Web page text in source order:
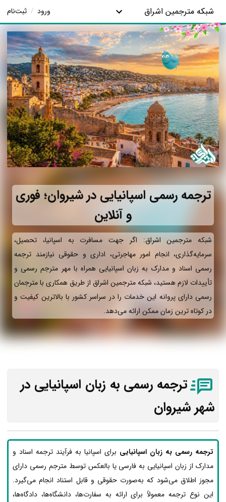
شبکه مترجمین اشراق ورود / ثبت‌نام
ترجمه رسمی اسپانیایی در شیروان؛ فوری
و آنلاین
شبکه مترجمین اشراق: اگر جهت مسافرت به اسپانیا، تحصیل،
سرمایه‌گذاری، انجام امور مهاجرتی، اداری و حقوقی نیازمند ترجمه
رسمی اسناد و مدارک به زبان اسپانیایی همراه با مهر مترجم رسمی و
تأییدات لازم هستید، شبکه مترجمین اشراق از طریق همکاری با مترجمان
رسمی دارای پروانه این خدمات را در سراسر کشور با بالاترین کیفیت و
در کوتاه ترین زمان ممکن ارائه می‌دهد.
ترجمه رسمی به زبان اسپانیایی در
شهر شیروان
ترجمه رسمی به زبان اسپانیایی برای اسپانیا به فرآیند ترجمه اسناد و
مدارک از زبان اسپانیایی به فارسی یا بالعکس توسط مترجم رسمی دارای
مجوز اطلاق می‌شود که به‌صورت حقوقی و قابل استناد انجام می‌گیرد.
این نوع ترجمه معمولاً برای ارائه به سفارت‌ها، دانشگاه‌ها، دادگاه‌ها،